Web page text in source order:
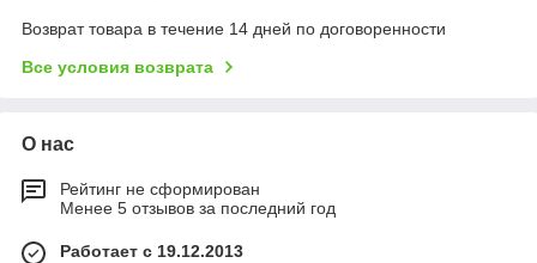
Возврат товара в течение 14 дней по договоренности
Все условия возврата
О нас
Рейтинг не сформирован
Менее 5 отзывов за последний год
Работает с 19.12.2013